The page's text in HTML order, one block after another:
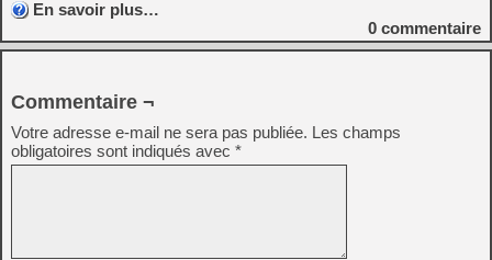
En savoir plus…
0 commentaire
Commentaire ¬
Votre adresse e-mail ne sera pas publiée. Les champs
obligatoires sont indiqués avec *